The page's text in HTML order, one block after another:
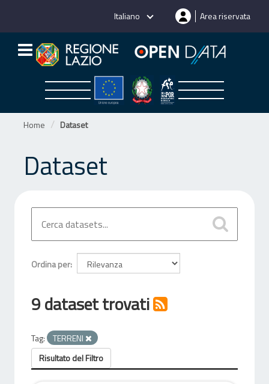
Italiano Area riservata
Home Dataset
Dataset
Ordina per
9 dataset trovati
Tag:
TERRENI
Risultato del Filtro